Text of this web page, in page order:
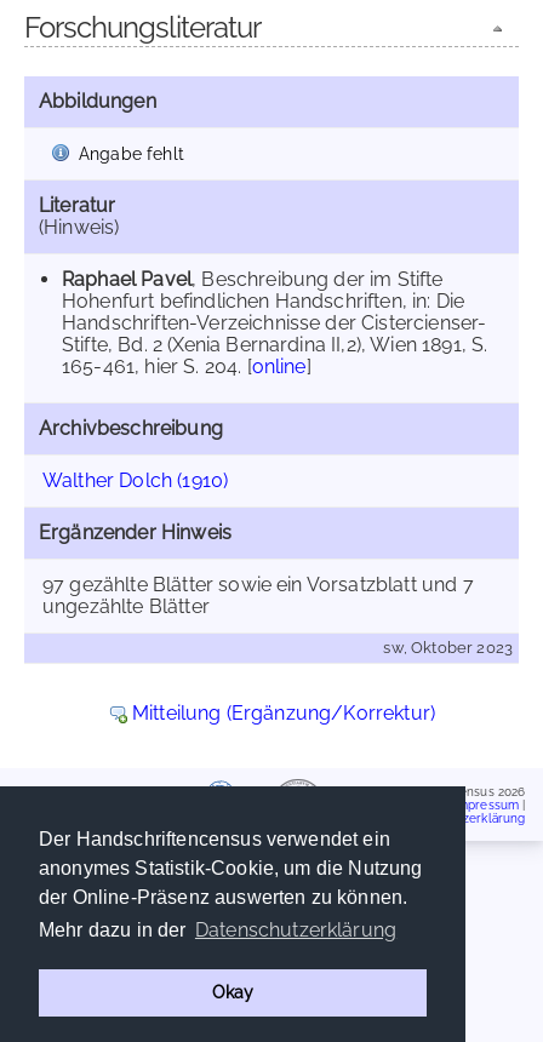
Der Handschriftencensus verwendet ein
anonymes Statistik-Cookie, um die Nutzung
der Online-Präsenz auswerten zu können.
Mehr dazu in der Datenschutzerklärung
Okay
Forschungsliteratur
Abbildungen
Angabe fehlt
Literatur
(Hinweis)
Raphael Pavel, Beschreibung der im Stifte
Hohenfurt befindlichen Handschriften, in: Die
Handschriften-Verzeichnisse der Cistercienser-
Stifte, Bd. 2 (Xenia Bernardina II,2), Wien 1891, S.
165-461, hier S. 204. [online]
Archivbeschreibung
Walther Dolch (1910)
Ergänzender Hinweis
97 gezählte Blätter sowie ein Vorsatzblatt und 7
ungezählte Blätter
sw, Oktober 2023
Mitteilung (Ergänzung/Korrektur)
Handschriftencensus 2026
Impressum
Datenschutzerklärung